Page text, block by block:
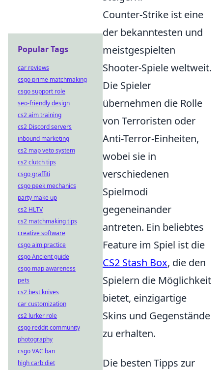
Counter-Strike ist eine
der bekanntesten und
meistgespielten
Shooter-Spiele weltweit.
Die Spieler
übernehmen die Rolle
von Terroristen oder
Anti-Terror-Einheiten,
wobei sie in
verschiedenen
Spielmodi
gegeneinander
antreten. Ein beliebtes
Feature im Spiel ist die
CS2 Stash Box, die den
Spielern die Möglichkeit
bietet, einzigartige
Skins und Gegenstände
zu erhalten.
Die besten Tipps zur
Popular Tags
car reviews
csgo prime matchmaking
csgo support role
seo-friendly design
cs2 aim training
cs2 Discord servers
inbound marketing
cs2 map veto system
cs2 clutch tips
csgo graffiti
csgo peek mechanics
party make up
cs2 HLTV
cs2 matchmaking tips
creative software
csgo aim practice
csgo Ancient guide
csgo map awareness
pets
cs2 best knives
car customization
cs2 lurker role
csgo reddit community
photography
csgo VAC ban
high carb diet